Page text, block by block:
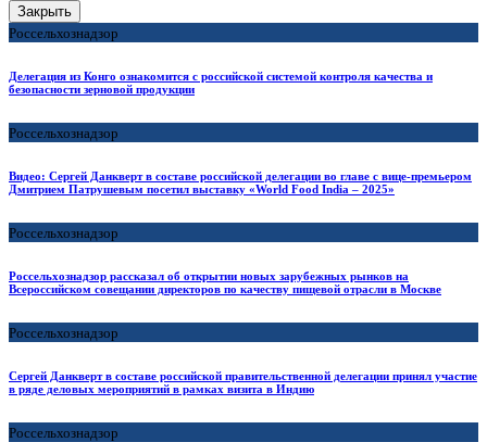
Закрыть
Россельхознадзор
Делегация из Конго ознакомится с российской системой контроля качества и
безопасности зерновой продукции
Россельхознадзор
Видео: Сергей Данкверт в составе российской делегации во главе с вице-премьером
Дмитрием Патрушевым посетил выставку «World Food India – 2025»
Россельхознадзор
Россельхознадзор рассказал об открытии новых зарубежных рынков на
Всероссийском совещании директоров по качеству пищевой отрасли в Москве
Россельхознадзор
Сергей Данкверт в составе российской правительственной делегации принял участие
в ряде деловых мероприятий в рамках визита в Индию
Россельхознадзор